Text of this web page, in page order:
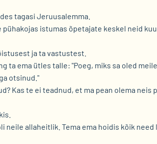
tagasi Jeruusalemma.
istumas õpetajate keskel neid
ja ta vastustest.
ta ema ütles talle: "Poeg, miks sa oled
otsinud."
Kas te ei teadnud, et ma pean olema neis
allaheitlik. Tema ema hoidis kõik need